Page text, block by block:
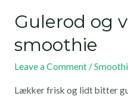
Gulerod og
smoothie
Leave a Comment /
Lækker frisk og lidt bitter